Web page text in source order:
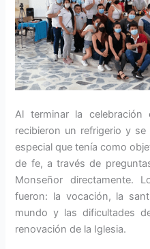
Al terminar la celebración
recibieron un refrigerio y
especial que tenía como
de fe, a través de
Monseñor directamente.
fueron: la vocación, la
mundo y las dificultades
renovación de la Iglesia.